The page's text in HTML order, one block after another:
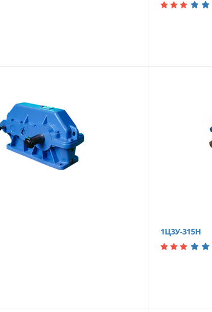
1Ц3У-315Н